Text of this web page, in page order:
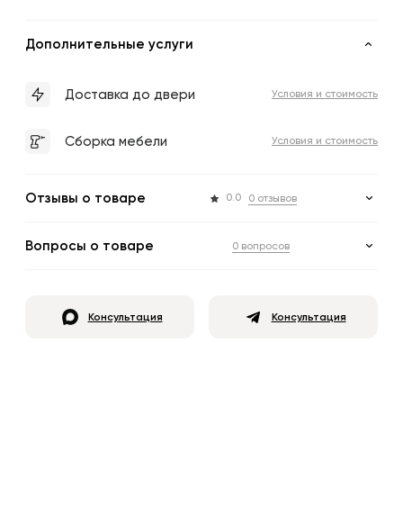
Дополнительные услуги
Доставка до двери Условия и стоимость
Сборка мебели Условия и стоимость
Отзывы о товаре 0.0 0 отзывов
Вопросы о товаре 0 вопросов
Консультация Консультация